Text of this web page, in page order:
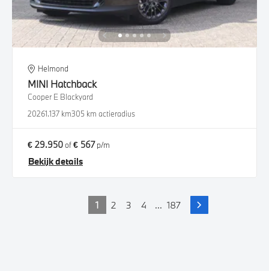
Helmond
MINI Hatchback
Cooper E Blackyard
20261.137 km305 km actieradius
€ 29.950of€ 567p/m
Bekijk details
1 2 3 4 ... 187